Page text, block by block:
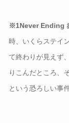
※1Never Ending
時、いくらステイ
て終わりが見えず
りこんだところ、
という恐ろしい事